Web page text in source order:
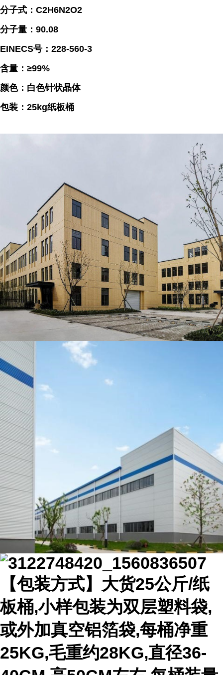
分子式：C2H6N2O2
分子量：90.08
EINECS号：228-560-3
含量：≥99%
颜色：白色针状晶体
包装：25kg纸板桶
【包装方式】大货25公斤/纸
板桶,小样包装为双层塑料袋,
或外加真空铝箔袋,每桶净重
25KG,毛重约28KG,直径36-